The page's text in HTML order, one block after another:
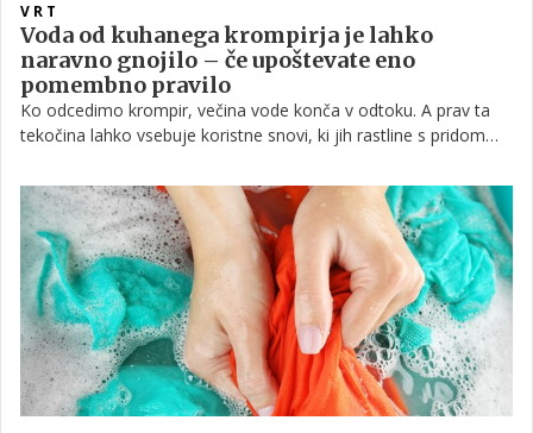
VRT
Voda od kuhanega krompirja je lahko
naravno gnojilo – če upoštevate eno
pomembno pravilo
Ko odcedimo krompir, večina vode konča v odtoku. A prav ta
tekočina lahko vsebuje koristne snovi, ki jih rastline s pridom